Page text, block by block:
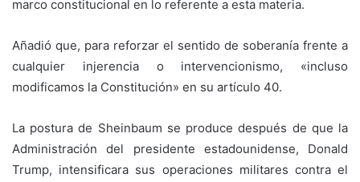
marco constitucional en lo referente a esta materia.
Añadió que, para reforzar el sentido de soberanía frente a
cualquier injerencia o intervencionismo, «incluso
modificamos la Constitución» en su artículo 40.
La postura de Sheinbaum se produce después de que la
Administración del presidente estadounidense, Donald
Trump, intensificara sus operaciones militares contra el